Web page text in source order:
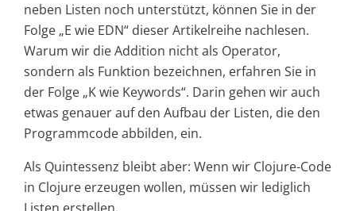
neben Listen noch unterstützt, können Sie in der
Folge „E wie EDN“ dieser Artikelreihe nachlesen.
Warum wir die Addition nicht als Operator,
sondern als Funktion bezeichnen, erfahren Sie in
der Folge „K wie Keywords“. Darin gehen wir auch
etwas genauer auf den Aufbau der Listen, die den
Programmcode abbilden, ein.
Als Quintessenz bleibt aber: Wenn wir Clojure-Code
in Clojure erzeugen wollen, müssen wir lediglich